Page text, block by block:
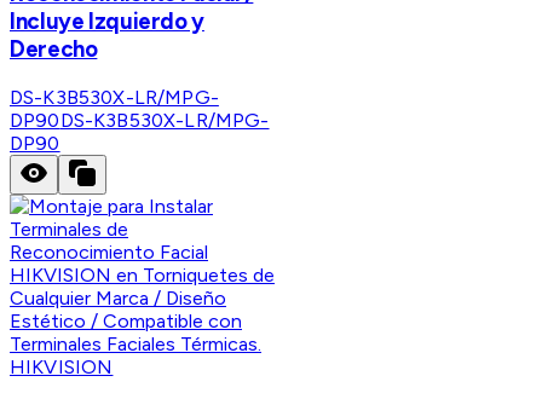
Incluye Izquierdo y
Derecho
DS-K3B530X-LR/MPG-
DP90DS-K3B530X-LR/MPG-
DP90
HIKVISION